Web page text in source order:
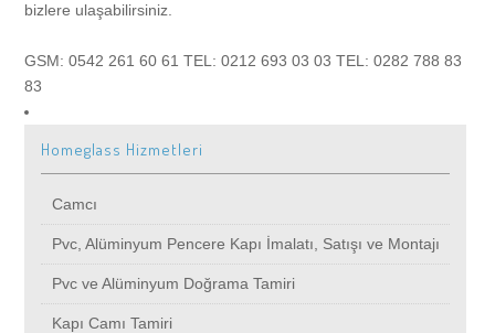
Vitrin Camı Tamiri
Cam Balkon, Kış Bahçesi İmalatı, Satışı ve Montajı
Dış Cephe Camlama İmalatı, Satışı ve Montajı
Alüminyum Korkuluk ve Küpeşte İmalatı, Satışı, Montajı
Bağcılar
Beykoz
Bahçelievler
Bahçeşehir
Ataköy
Bakırköy
Bağcılar
Beykoz
Avcılar
Ataköy
Bağcılar
Beykoz
Beşyol
Doğancılar
Eviza Konutları
Sancaktepe
Halkalı
Kadıköy
Zekeriyaköy
Tarabya
Cam Filmi
Ispartakule
Kazasker
Duşakabin
Arnavutköy
Sinanoba
Fotoselli Kapı
Arnavutköy
Sineklik
bizlere ulaşabilirsiniz.
GSM: 0542 261 60 61 TEL: 0212 693 03 03 TEL: 0282 788 83
83
Homeglass Hizmetleri
Camcı
Pvc, Alüminyum Pencere Kapı İmalatı, Satışı ve Montajı
Pvc ve Alüminyum Doğrama Tamiri
Kapı Camı Tamiri